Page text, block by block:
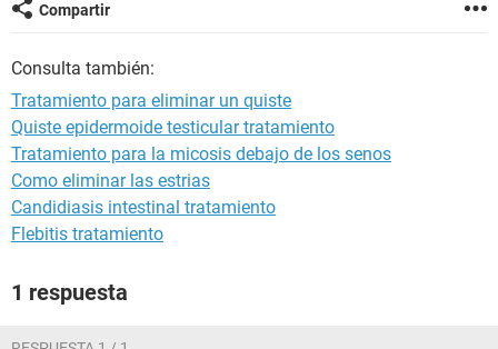
Compartir
Consulta también:
Tratamiento para eliminar un quiste
Quiste epidermoide testicular tratamiento
Tratamiento para la micosis debajo de los senos
Como eliminar las estrias
Candidiasis intestinal tratamiento
Flebitis tratamiento
1 respuesta